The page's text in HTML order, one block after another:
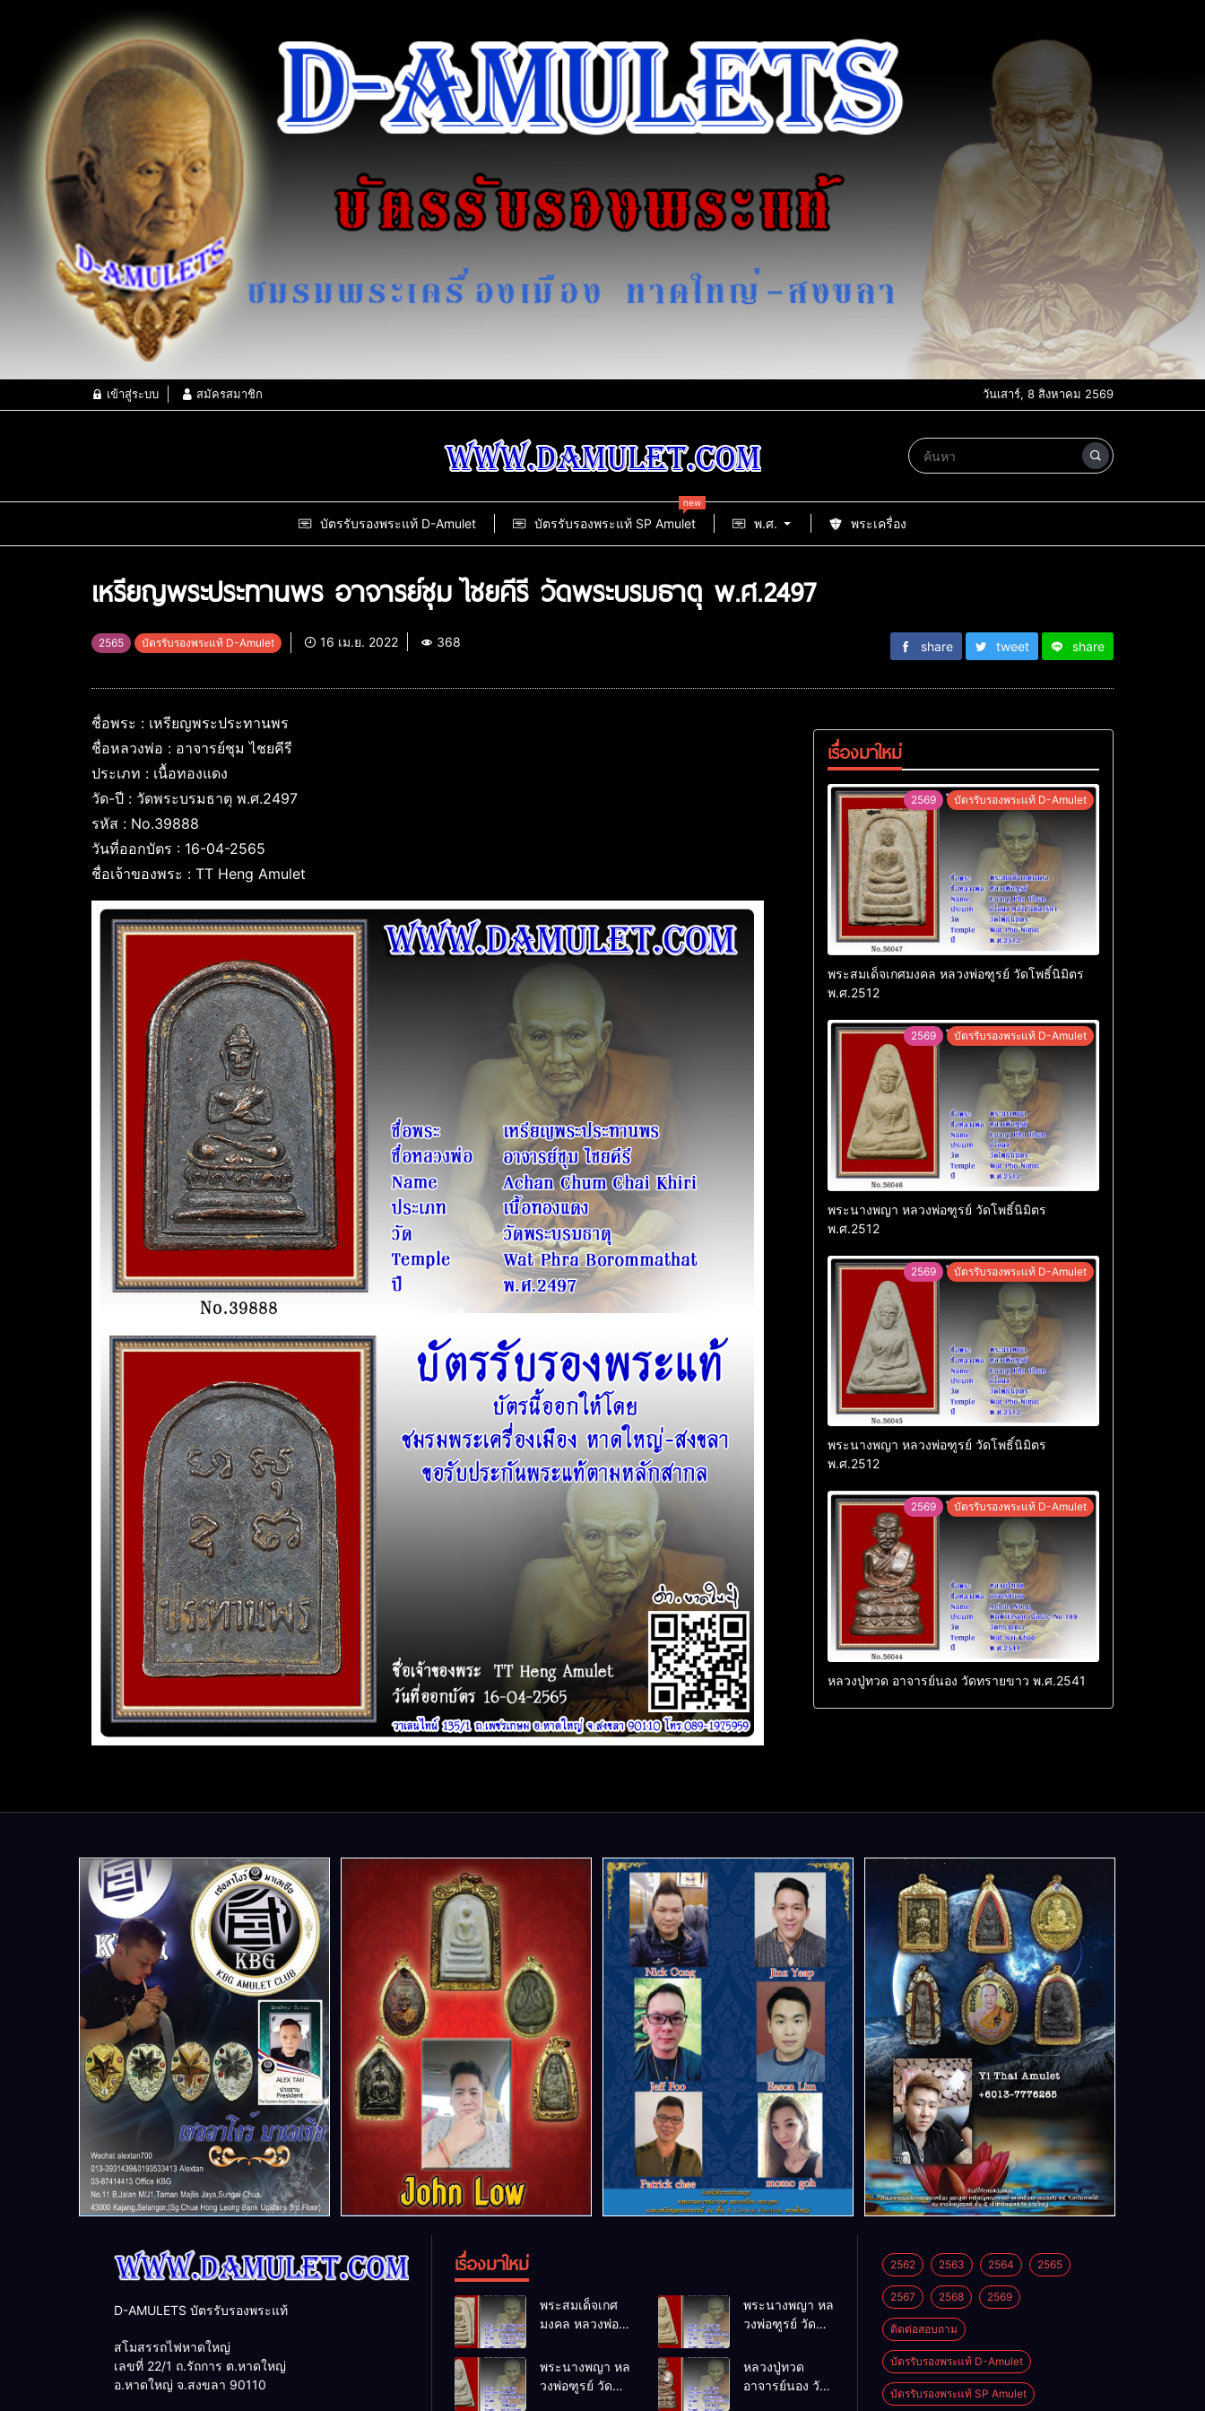
เข้าสู่ระบบ สมัครสมาชิก วันเสาร์, 8 สิงหาคม 2569
บัตรรับรองพระแท้ D-Amulet บัตรรับรองพระแท้ SP Amulet
new
พ.ศ. พระเครื่อง
เหรียญพระประทานพร อาจารย์ชุม ไชยคีรี วัดพระบรมธาตุ พ.ศ.2497
2565 บัตรรับรองพระแท้ D-Amulet 16 เม.ย. 2022 368 share tweet share
ชื่อพระ : เหรียญพระประทานพร
ชื่อหลวงพ่อ : อาจารย์ชุม ไชยคีรี
ประเภท : เนื้อทองแดง
วัด-ปี : วัดพระบรมธาตุ พ.ศ.2497
รหัส : No.39888
วันที่ออกบัตร : 16-04-2565
ชื่อเจ้าของพระ : TT Heng Amulet
เรื่องมาใหม่
2569 บัตรรับรองพระแท้ D-Amulet
พระสมเด็จเกศมงคล หลวงพ่อฑูรย์ วัดโพธิ์นิมิตร
พ.ศ.2512
2569 บัตรรับรองพระแท้ D-Amulet
พระนางพญา หลวงพ่อฑูรย์ วัดโพธิ์นิมิตร
พ.ศ.2512
2569 บัตรรับรองพระแท้ D-Amulet
พระนางพญา หลวงพ่อฑูรย์ วัดโพธิ์นิมิตร
พ.ศ.2512
2569 บัตรรับรองพระแท้ D-Amulet
หลวงปู่ทวด อาจารย์นอง วัดทรายขาว พ.ศ.2541
D-AMULETS บัตรรับรองพระแท้
สโมสรรถไฟหาดใหญ่
เลขที่ 22/1 ถ.รัถการ ต.หาดใหญ่
อ.หาดใหญ่ จ.สงขลา 90110
เรื่องมาใหม่
พระสมเด็จเกศ
มงคล หลวงพ่อ
โพธิ์นิมิตร
พ.ศ.2512
พระนางพญา หล
วงพ่อฑูรย์ วัด
พ.ศ.2512
พระนางพญา หล
วงพ่อฑูรย์ วัด
หลวงปู่ทวด
อาจารย์นอง วัด
2562 2563 2564 2565
2567 2568 2569
ติดต่อสอบถาม
บัตรรับรองพระแท้ D-Amulet
บัตรรับรองพระแท้ SP Amulet